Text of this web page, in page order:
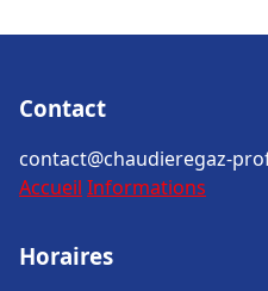
Contact
contact@chaudieregaz-
Accueil Informations
Horaires